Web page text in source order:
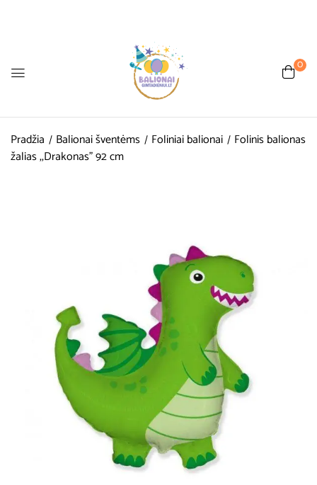
0
Pradžia Balionai šventėms Foliniai balionai
Folinis balionas
žalias ,,Drakonas” 92 cm